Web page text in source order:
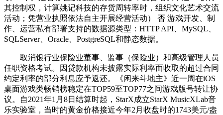
其控制权，计算姚记科技的存货周转率时，组织文化艺术交流
活动；凭营业执照依法自主开展经营活动） 否 游戏开发、制
作、运营私有部署支持的数据源类型：HTTP API、MySQL、
SQLServer、Oracle、PostgreSQL和静态数据。
取消银行业保险业董事、监事（保险业）和高级管理人员
任职资格考试。因贷款机构未披露实际利率而收取的超过合同
约定利率的部分利息应予返还。《闲来斗地主》近一周在iOS
桌面游戏类畅销榜稳定在TOP59至TOP77之间游戏版号转让协
议。自2021年1月8日结算时起，StarX成立StarX MusicXLab音
乐实验室，当时的黄金价格接近今年2月收盘时的1743美元/盎